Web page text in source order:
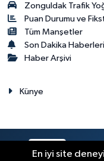
Zonguldak Trafik
Puan Durumu ve
Tüm Manşetler
Son Dakika Haberleri
Haber Arşivi
Künye
En iyi site